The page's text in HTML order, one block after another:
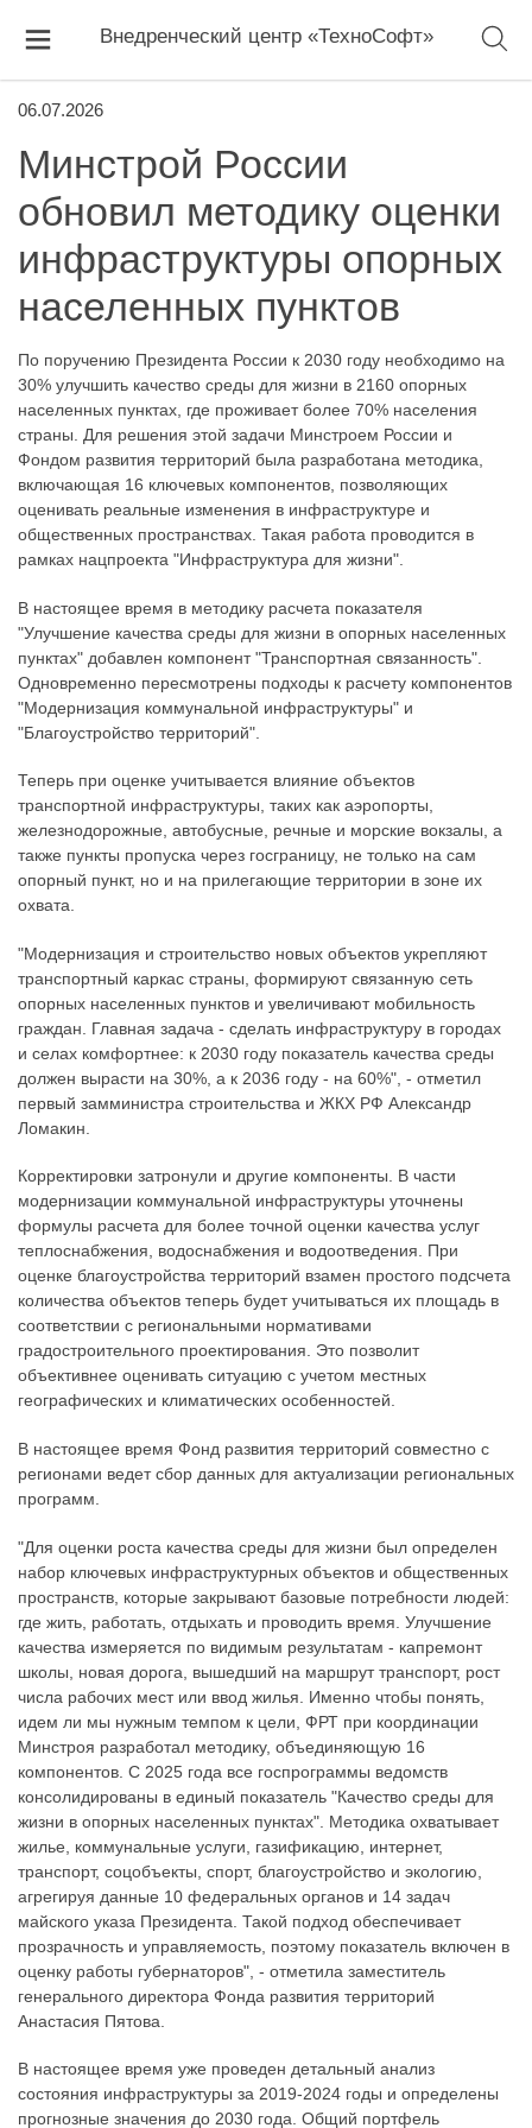
Внедренческий центр «ТехноСофт»
06.07.2026
Минстрой России
обновил методику оценки
инфраструктуры опорных
населенных пунктов
По поручению Президента России к 2030 году необходимо на
30% улучшить качество среды для жизни в 2160 опорных
населенных пунктах, где проживает более 70% населения
страны. Для решения этой задачи Минстроем России и
Фондом развития территорий была разработана методика,
включающая 16 ключевых компонентов, позволяющих
оценивать реальные изменения в инфраструктуре и
общественных пространствах. Такая работа проводится в
рамках нацпроекта "Инфраструктура для жизни".
В настоящее время в методику расчета показателя
"Улучшение качества среды для жизни в опорных населенных
пунктах" добавлен компонент "Транспортная связанность".
Одновременно пересмотрены подходы к расчету компонентов
"Модернизация коммунальной инфраструктуры" и
"Благоустройство территорий".
Теперь при оценке учитывается влияние объектов
транспортной инфраструктуры, таких как аэропорты,
железнодорожные, автобусные, речные и морские вокзалы, а
также пункты пропуска через госграницу, не только на сам
опорный пункт, но и на прилегающие территории в зоне их
охвата.
"Модернизация и строительство новых объектов укрепляют
транспортный каркас страны, формируют связанную сеть
опорных населенных пунктов и увеличивают мобильность
граждан. Главная задача - сделать инфраструктуру в городах
и селах комфортнее: к 2030 году показатель качества среды
должен вырасти на 30%, а к 2036 году - на 60%", - отметил
первый замминистра строительства и ЖКХ РФ Александр
Ломакин.
Корректировки затронули и другие компоненты. В части
модернизации коммунальной инфраструктуры уточнены
формулы расчета для более точной оценки качества услуг
теплоснабжения, водоснабжения и водоотведения. При
оценке благоустройства территорий взамен простого подсчета
количества объектов теперь будет учитываться их площадь в
соответствии с региональными нормативами
градостроительного проектирования. Это позволит
объективнее оценивать ситуацию с учетом местных
географических и климатических особенностей.
В настоящее время Фонд развития территорий совместно с
регионами ведет сбор данных для актуализации региональных
программ.
"Для оценки роста качества среды для жизни был определен
набор ключевых инфраструктурных объектов и общественных
пространств, которые закрывают базовые потребности людей:
где жить, работать, отдыхать и проводить время. Улучшение
качества измеряется по видимым результатам - капремонт
школы, новая дорога, вышедший на маршрут транспорт, рост
числа рабочих мест или ввод жилья. Именно чтобы понять,
идем ли мы нужным темпом к цели, ФРТ при координации
Минстроя разработал методику, объединяющую 16
компонентов. С 2025 года все госпрограммы ведомств
консолидированы в единый показатель "Качество среды для
жизни в опорных населенных пунктах". Методика охватывает
жилье, коммунальные услуги, газификацию, интернет,
транспорт, соцобъекты, спорт, благоустройство и экологию,
агрегируя данные 10 федеральных органов и 14 задач
майского указа Президента. Такой подход обеспечивает
прозрачность и управляемость, поэтому показатель включен в
оценку работы губернаторов", - отметила заместитель
генерального директора Фонда развития территорий
Анастасия Пятова.
В настоящее время уже проведен детальный анализ
состояния инфраструктуры за 2019-2024 годы и определены
прогнозные значения до 2030 года. Общий портфель